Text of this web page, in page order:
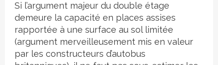
Si l’argument majeur du double étage
demeure la capacité en places assises
rapportée à une surface au sol limitée
(argument merveilleusement mis en valeur
par les constructeurs d’autobus